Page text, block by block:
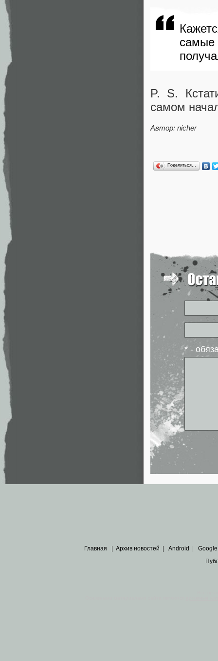
самые
P. S.
самом
Автор: nicher
Поделиться…
* -
Главная | Архив новостей | Android | Google